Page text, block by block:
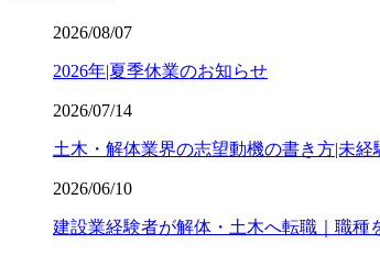
2026/08/07
2026年|夏季休業のお知らせ
2026/07/14
土木・解体業界の志望動機の書き方|未経
2026/06/10
建設業経験者が解体・土木へ転職｜職